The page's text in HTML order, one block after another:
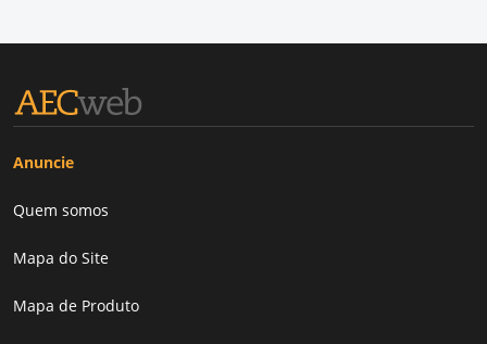
Anuncie
Quem somos
Mapa do Site
Mapa de Produto